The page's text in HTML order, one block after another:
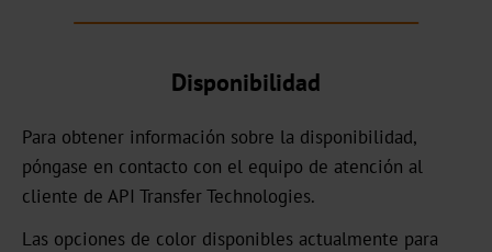
Printable
CBH
CB
Disponibilidad
Para obtener información sobre la disponibilidad,
póngase en contacto con el equipo de atención al
cliente de API Transfer Technologies.
Las opciones de color disponibles actualmente para